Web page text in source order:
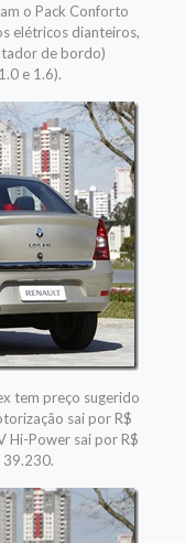
o Pack Conforto
elétricos dianteiros,
de bordo)
e 1.6).
tem preço sugerido
sai por R$
Hi-Power sai por R$
39.230.